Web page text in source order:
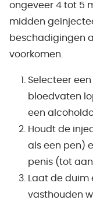
ongeveer 4 tot 5
midden
beschadigingen
voorkomen.
Selecteer
bloedvaten
een
Houdt de
als een pen)
penis (tot
Laat de
vasthouden